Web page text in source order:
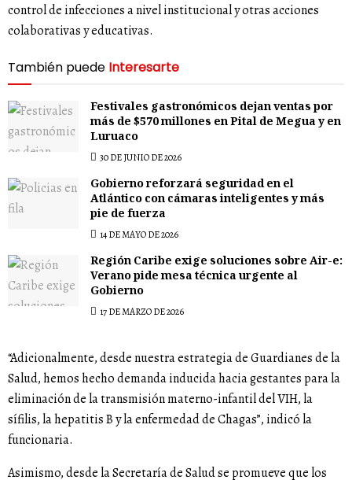
control de infecciones a nivel institucional y otras acciones
colaborativas y educativas.
También puede Interesarte
Festivales gastronómicos dejan ventas por
más de $570 millones en Pital de Megua y en
Luruaco
30 DE JUNIO DE 2026
Gobierno reforzará seguridad en el
Atlántico con cámaras inteligentes y más
pie de fuerza
14 DE MAYO DE 2026
Región Caribe exige soluciones sobre Air-e:
Verano pide mesa técnica urgente al
Gobierno
17 DE MARZO DE 2026
“Adicionalmente, desde nuestra estrategia de Guardianes de la
Salud, hemos hecho demanda inducida hacia gestantes para la
eliminación de la transmisión materno-infantil del VIH, la
sífilis, la hepatitis B y la enfermedad de Chagas”, indicó la
funcionaria.
Asimismo, desde la Secretaría de Salud se promueve que los